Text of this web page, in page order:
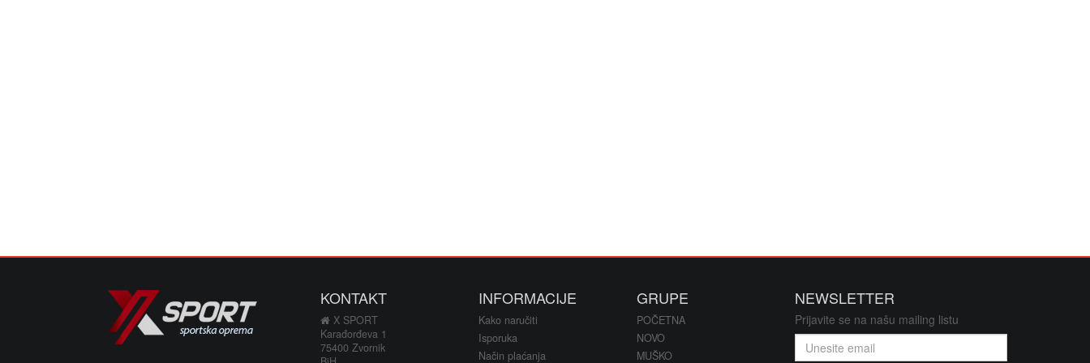
KONTAKT
X SPORT
Karađorđeva 1
75400 Zvornik
INFORMACIJE
Kako naručiti
Isporuka
Način plaćanja
GRUPE
POČETNA
NOVO
MUŠKO
NEWSLETTER
Prijavite se na našu mailing listu